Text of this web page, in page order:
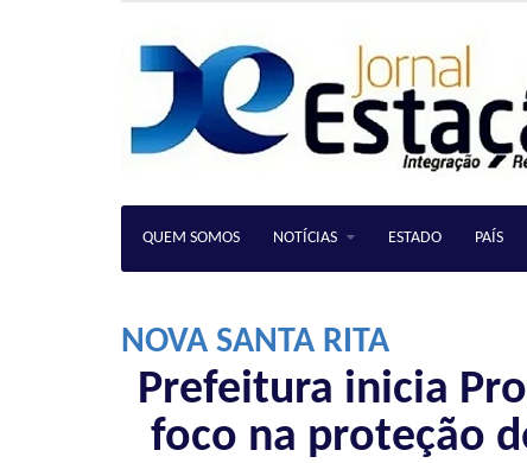
QUEM SOMOS NOTÍCIAS ESTADO PAÍS
NOVA SANTA RITA
Prefeitura inicia
foco na proteção